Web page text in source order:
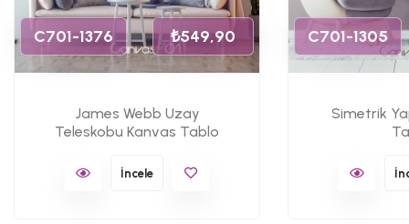
C701-1376 ₺549,90
James Webb Uzay
Teleskobu Kanvas Tablo
İncele
C701-1305
Simetrik